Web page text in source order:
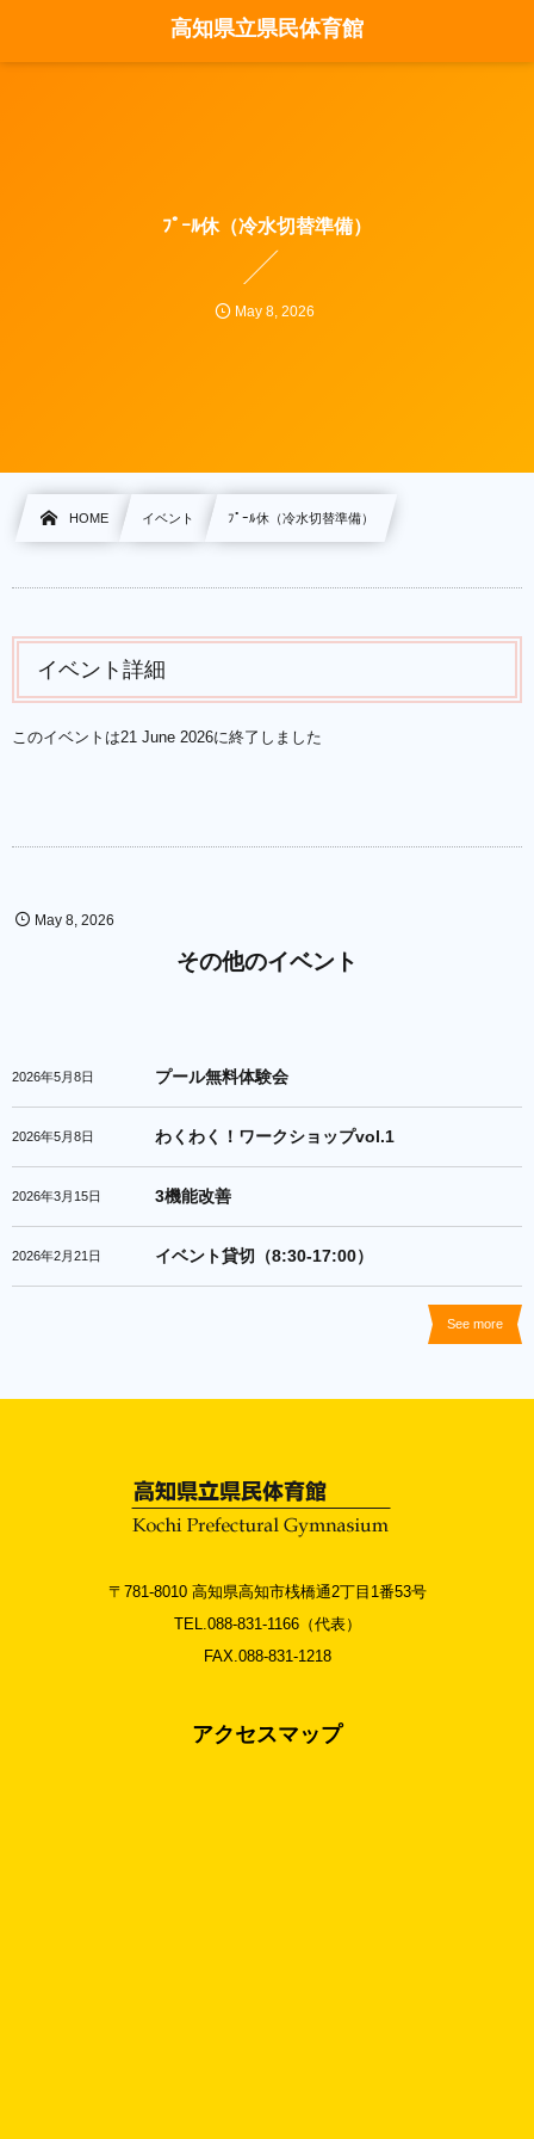
高知県立県民体育館
ﾌﾟｰﾙ休（冷水切替準備）
May 8, 2026
HOME イベント ﾌﾟｰﾙ休（冷水切替準備）
イベント詳細
このイベントは21 June 2026に終了しました
May 8 ,2026
その他のイベント
2026年5月8日 プール無料体験会
2026年5月8日 わくわく！ワークショップvol.1
2026年3月15日 3機能改善
2026年2月21日 イベント貸切（8:30-17:00）
See more
〒781-8010 高知県高知市桟橋通2丁目1番53号
TEL.088-831-1166（代表）
FAX.088-831-1218
アクセスマップ